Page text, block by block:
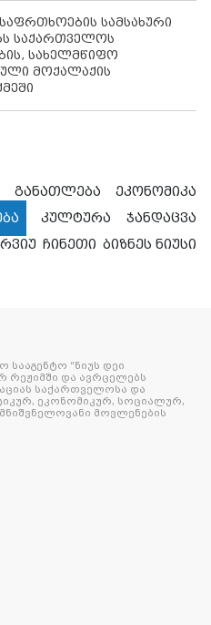
სამსახური
საქართველოს
სახელმწიფო
მოქალაქის
განათლება
ეკონომიკა
კულტურა
ჯანდაცვა
ჩინეთი ბიზნეს ნიუსი
“ნიუს დეი
რეჟიმში და ავრცელებს
საქართველოსა და
ეკონომიკურ, სოციალურ,
მოვლენების